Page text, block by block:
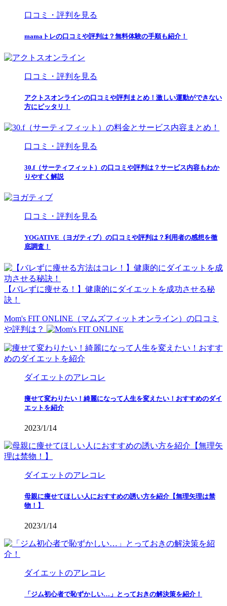
口コミ・評判を見る
mamaトレの口コミや評判は？無料体験の手順も紹介！
口コミ・評判を見る
アクトスオンラインの口コミや評判まとめ！激しい運動ができない
方にピッタリ！
口コミ・評判を見る
30.f（サーティフィット）の口コミや評判は？サービス内容もわか
りやすく解説
口コミ・評判を見る
YOGATIVE（ヨガティブ）の口コミや評判は？利用者の感想を徹
底調査！
【バレずに痩せる！】健康的にダイエットを成功させる秘
訣！
Mom's FIT ONLINE（マムズフィットオンライン）の口コミ
や評判は？
ダイエットのアレコレ
痩せて変わりたい！綺麗になって人生を変えたい！おすすめのダイ
エットを紹介
2023/1/14
ダイエットのアレコレ
母親に痩せてほしい人におすすめの誘い方を紹介【無理矢理は禁
物！】
2023/1/14
ダイエットのアレコレ
「ジム初心者で恥ずかしい…」とっておきの解決策を紹介！